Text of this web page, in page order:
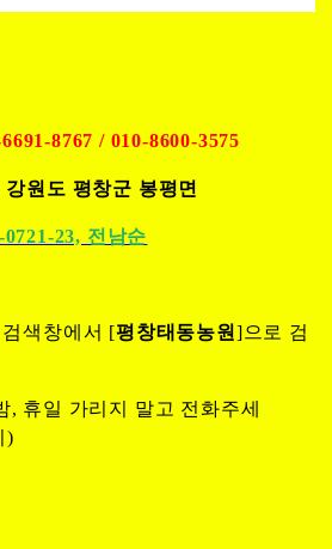
8767 / 010-8600-3575
원도 평창군 봉평면
23, 전남순
검색창에서 [평창태동농원 ]으로 검
, 휴일 가리지 말고 전화주세
)